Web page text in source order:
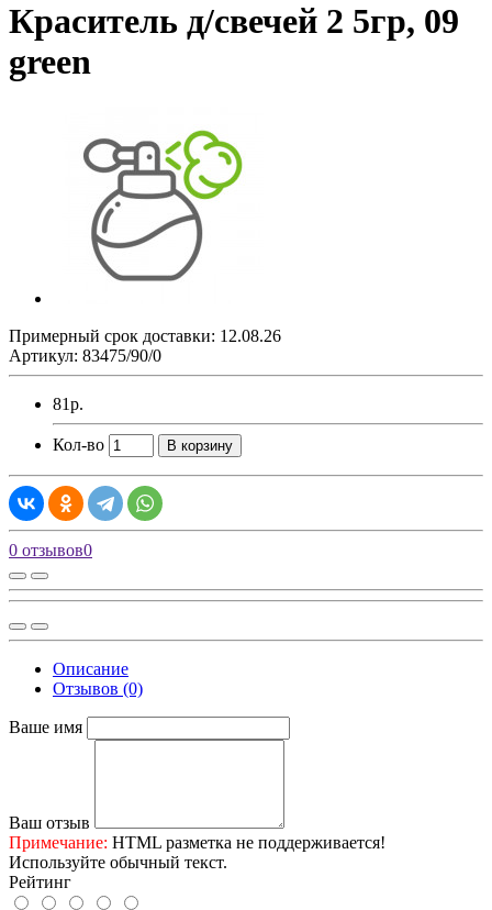
Краситель д/свечей 2 5гр, 09
green
Примерный срок доставки: 12.08.26
Артикул: 83475/90/0
81р.
Кол-во В корзину
0 отзывов0
Описание
Отзывов (0)
Ваше имя
Ваш отзыв
Примечание: HTML разметка не поддерживается!
Используйте обычный текст.
Рейтинг